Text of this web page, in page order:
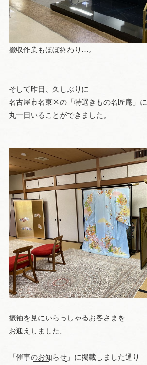
撤収作業もほぼ終わり…。
そして昨日、久しぶりに
名古屋市名東区の「特選きもの名匠庵」に
丸一日いることができました。
振袖を見にいらっしゃるお客さまを
お迎えしました。
「催事のお知らせ」に掲載しました通り